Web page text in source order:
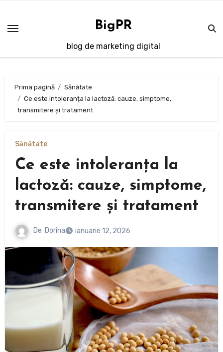
conținut
BigPR
blog de marketing digital
Prima pagină
Sănătate
Ce este intoleranța la lactoză: cauze, simptome,
transmitere și tratament
Sănătate
Ce este intoleranța la
lactoză: cauze, simptome,
transmitere și tratament
De Dorina ianuarie 12, 2026